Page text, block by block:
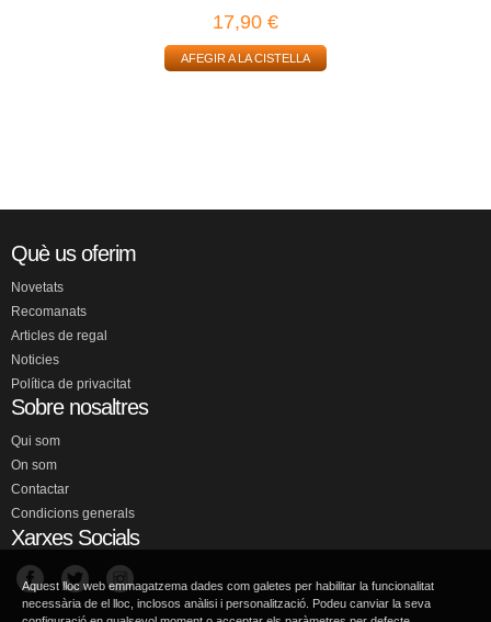
17,90 €
AFEGIR A LA CISTELLA
Què us oferim
Novetats
Recomanats
Articles de regal
Noticies
Política de privacitat
Sobre nosaltres
Qui som
On som
Contactar
Condicions generals
Xarxes Socials
Aquest lloc web emmagatzema dades com galetes per habilitar la funcionalitat
necessària de el lloc, inclosos anàlisi i personalització. Podeu canviar la seva